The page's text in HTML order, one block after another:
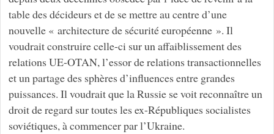
table des décideurs et de se mettre au centre d’une
nouvelle « architecture de sécurité européenne ». Il
voudrait construire celle-ci sur un affaiblissement des
relations UE-OTAN, l’essor de relations transactionnelles
et un partage des sphères d’influences entre grandes
puissances. Il voudrait que la Russie se voit reconnaître un
droit de regard sur toutes les ex-Républiques socialistes
soviétiques, à commencer par l’Ukraine.